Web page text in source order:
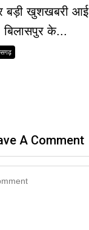
बड़ी खुशखबरी आई
बिलासपुर के...
A Comment